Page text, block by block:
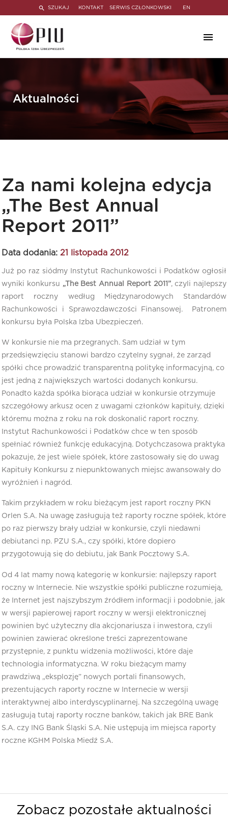
SZUKAJ KONTAKT SERWIS CZŁONKOWSKI EN
Aktualności
Za nami kolejna edycja
„The Best Annual
Report 2011”
Data dodania: 21 listopada 2012
Już po raz siódmy Instytut Rachunkowości i Podatków ogłosił
wyniki konkursu „The Best Annual Report 2011”, czyli najlepszy
raport roczny według Międzynarodowych Standardów
Rachunkowości i Sprawozdawczości Finansowej. Patronem
konkursu była Polska Izba Ubezpieczeń.
W konkursie nie ma przegranych. Sam udział w tym
przedsięwzięciu stanowi bardzo czytelny sygnał, że zarząd
spółki chce prowadzić transparentną politykę informacyjną, co
jest jedną z największych wartości dodanych konkursu.
Ponadto każda spółka biorąca udział w konkursie otrzymuje
szczegółowy arkusz ocen z uwagami członków kapituły, dzięki
któremu można z roku na rok doskonalić raport roczny.
Instytut Rachunkowości i Podatków chce w ten sposób
spełniać również funkcję edukacyjną. Dotychczasowa praktyka
pokazuje, że jest wiele spółek, które zastosowały się do uwag
Kapituły Konkursu z niepunktowanych miejsc awansowały do
wyróżnień i nagród.
Takim przykładem w roku bieżącym jest raport roczny PKN
Orlen S.A. Na uwagę zasługują też raporty roczne spółek, które
po raz pierwszy brały udział w konkursie, czyli niedawni
debiutanci np. PZU S.A., czy spółki, które dopiero
przygotowują się do debiutu, jak Bank Pocztowy S.A.
Od 4 lat mamy nową kategorię w konkursie: najlepszy raport
roczny w Internecie. Nie wszystkie spółki publiczne rozumieją,
że Internet jest najszybszym źródłem informacji i podobnie, jak
w wersji papierowej raport roczny w wersji elektronicznej
powinien być użyteczny dla akcjonariusza i inwestora, czyli
powinien zawierać określone treści zaprezentowane
przystępnie, z punktu widzenia możliwości, które daje
technologia informatyczna. W roku bieżącym mamy
prawdziwą „eksplozję” nowych portali finansowych,
prezentujących raporty roczne w Internecie w wersji
interaktywnej albo interdyscyplinarnej. Na szczególną uwagę
zasługują tutaj raporty roczne banków, takich jak BRE Bank
S.A. czy ING Bank Śląski S.A. Nie ustępują im miejsca raporty
roczne KGHM Polska Miedź S.A.
Zobacz pozostałe aktualności